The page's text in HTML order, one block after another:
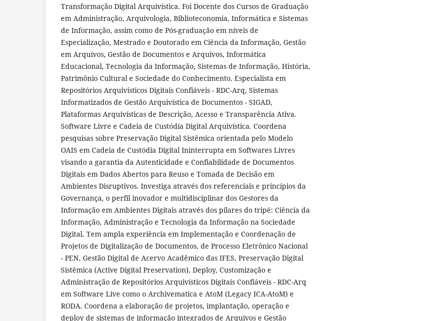
Transformação Digital Arquivística. Foi Docente dos Cursos de Graduação
em Administração, Arquivologia, Biblioteconomia, Informática e Sistemas
de Informação, assim como de Pós-graduação em níveis de
Especialização, Mestrado e Doutorado em Ciência da Informação, Gestão
em Arquivos, Gestão de Documentos e Arquivos, Informática
Educacional, Tecnologia da Informação, Sistemas de Informação, História,
Patrimônio Cultural e Sociedade do Conhecimento. Especialista em
Repositórios Arquivísticos Digitais Confiáveis - RDC-Arq, Sistemas
Informatizados de Gestão Arquivística de Documentos - SIGAD,
Plataformas Arquivísticas de Descrição, Acesso e Transparência Ativa.
Software Livre e Cadeia de Custódia Digital Arquivística. Coordena
pesquisas sobre Preservação Digital Sistêmica orientada pelo Modelo
OAIS em Cadeia de Custódia Digital Ininterrupta em Softwares Livres
visando a garantia da Autenticidade e Confiabilidade de Documentos
Digitais em Dados Abertos para Reuso e Tomada de Decisão em
Ambientes Disruptivos. Investiga através dos referenciais e princípios da
Governança, o perfil inovador e multidisciplinar dos Gestores da
Informação em Ambientes Digitais através dos pilares do tripé: Ciência da
Informação, Administração e Tecnologia da Informação na Sociedade
Digital. Tem ampla experiência em Implementação e Coordenação de
Projetos de Digitalização de Documentos, de Processo Eletrônico Nacional
- PEN, Gestão Digital de Acervo Acadêmico das IFES, Preservação Digital
Sistêmica (Active Digital Preservation), Deploy, Customização e
Administração de Repositórios Arquivísticos Digitais Confiáveis - RDC-Arq
em Software Live como o Archivematica e AtoM (Legacy ICA-AtoM) e
RODA. Coordena a elaboração de projetos, implantação, operação e
deploy de sistemas de informação integrados de Arquivos e Gestão